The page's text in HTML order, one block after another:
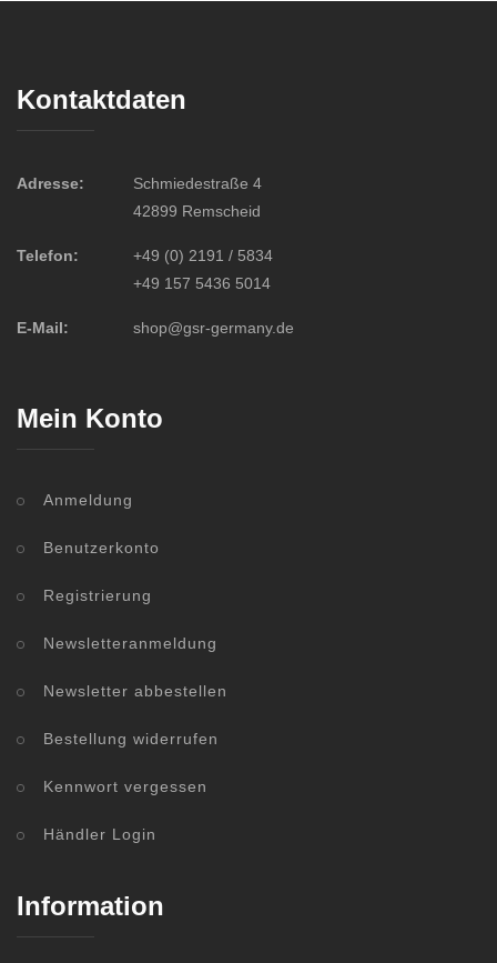
Kontaktdaten
Adresse:
Schmiedestraße 4
42899 Remscheid
Telefon:
+49 (0) 2191 / 5834
+49 157 5436 5014
E-Mail: shop@gsr-germany.de
Mein Konto
Anmeldung
Benutzerkonto
Registrierung
Newsletteranmeldung
Newsletter abbestellen
Bestellung widerrufen
Kennwort vergessen
Händler Login
Information